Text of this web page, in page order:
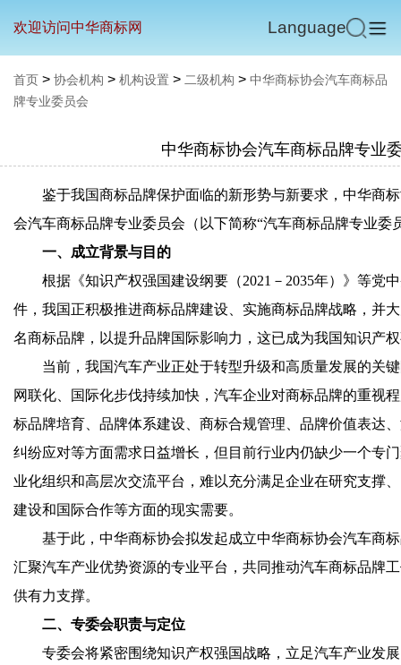
欢迎访问中华商标网 Language
首页 > 协会机构 > 机构设置 > 二级机构 > 中华商标协会汽车商标品
牌专业委员会
中华商标协会汽车商标品牌专业
鉴于我国商标品牌保护面临的新形势与新要求，中华商
会汽车商标品牌专业委员会（以下简称“汽车商标品牌专业委
一、成立背景与目的
根据《知识产权强国建设纲要（2021－2035年）》等党
件，我国正积极推进商标品牌建设、实施商标品牌战略，并
名商标品牌，以提升品牌国际影响力，这已成为我国知识产
当前，我国汽车产业正处于转型升级和高质量发展的关
网联化、国际化步伐持续加快，汽车企业对商标品牌的重视
标品牌培育、品牌体系建设、商标合规管理、品牌价值表达
纠纷应对等方面需求日益增长，但目前行业内仍缺少一个专
业化组织和高层次交流平台，难以充分满足企业在研究支撑
建设和国际合作等方面的现实需要。
基于此，中华商标协会拟发起成立中华商标协会汽车商
汇聚汽车产业优势资源的专业平台，共同推动汽车商标品牌
供有力支撑。
二、专委会职责与定位
专委会将紧密围绕知识产权强国战略，立足汽车产业发